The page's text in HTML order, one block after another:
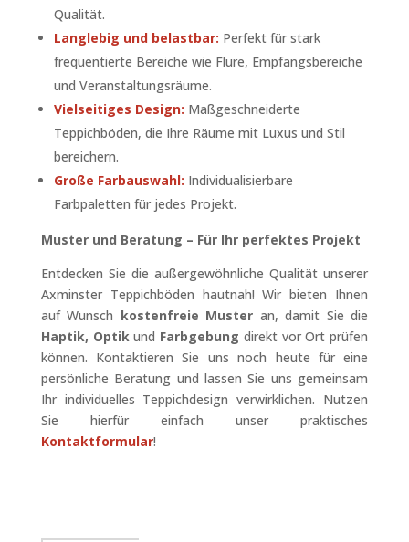
Qualität.
Langlebig und belastbar: Perfekt für stark
frequentierte Bereiche wie Flure, Empfangsbereiche
und Veranstaltungsräume.
Vielseitiges Design: Maßgeschneiderte
Teppichböden, die Ihre Räume mit Luxus und Stil
bereichern.
Große Farbauswahl: Individualisierbare
Farbpaletten für jedes Projekt.
Muster und Beratung – Für Ihr perfektes Projekt
Entdecken Sie die außergewöhnliche Qualität unserer
Axminster Teppichböden hautnah! Wir bieten Ihnen
auf Wunsch kostenfreie Muster an, damit Sie die
Haptik, Optikund Farbgebung direkt vor Ort prüfen
können. Kontaktieren Sie uns noch heute für eine
persönliche Beratung und lassen Sie uns gemeinsam
Ihr individuelles Teppichdesign verwirklichen. Nutzen
Sie hierfür einfach unser praktisches
Kontaktformular!